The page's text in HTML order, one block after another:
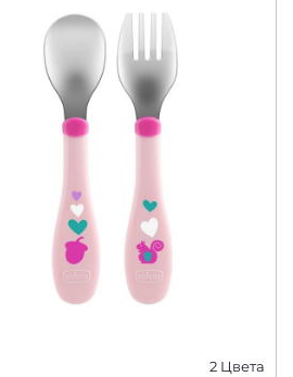
2 Цвета